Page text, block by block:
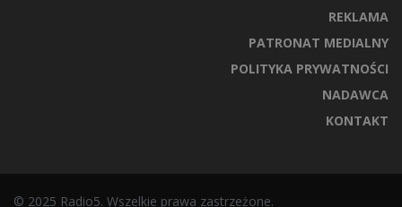
REKLAMA
PATRONAT MEDIALNY
POLITYKA PRYWATNOŚCI
NADAWCA
KONTAKT
© 2025 Radio5. Wszelkie prawa zastrzeżone.